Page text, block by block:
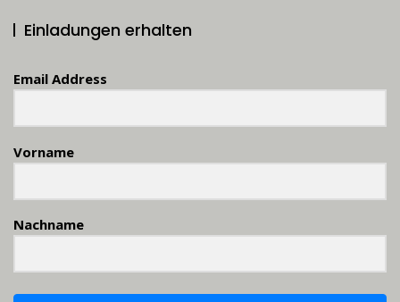
Einladungen erhalten
Email Address
Vorname
Nachname